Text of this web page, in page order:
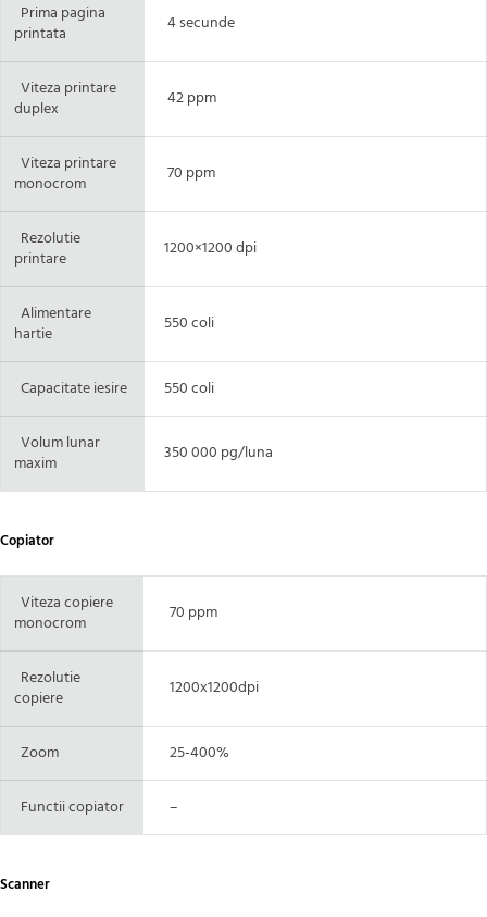
Prima pagina
printata
4 secunde
Viteza printare
duplex
42 ppm
Viteza printare
monocrom
70 ppm
Rezolutie
printare
1200×1200 dpi
Alimentare
hartie
550 coli
Capacitate iesire 550 coli
Volum lunar
maxim
350 000 pg/luna
Copiator
Viteza copiere
monocrom
70 ppm
Rezolutie
copiere
1200x1200dpi
Zoom 25-400%
Functii copiator –
Scanner